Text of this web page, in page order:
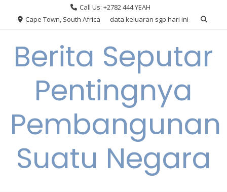
Call Us: +2782 444 YEAH
Cape Town, South Africa
data keluaran sgp hari ini
Berita Seputar
Pentingnya
Pembangunan
Suatu Negara